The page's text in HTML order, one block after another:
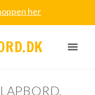
her